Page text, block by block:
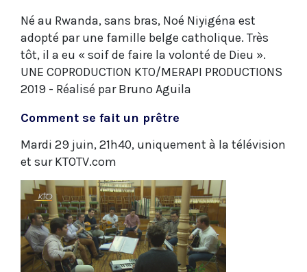
Né au Rwanda, sans bras, Noé Niyigéna est
adopté par une famille belge catholique. Très
tôt, il a eu « soif de faire la volonté de Dieu ».
UNE COPRODUCTION KTO/MERAPI PRODUCTIONS
2019 - Réalisé par Bruno Aguila
Comment se fait un prêtre
Mardi 29 juin, 21h40, uniquement à la télévision
et sur KTOTV.com